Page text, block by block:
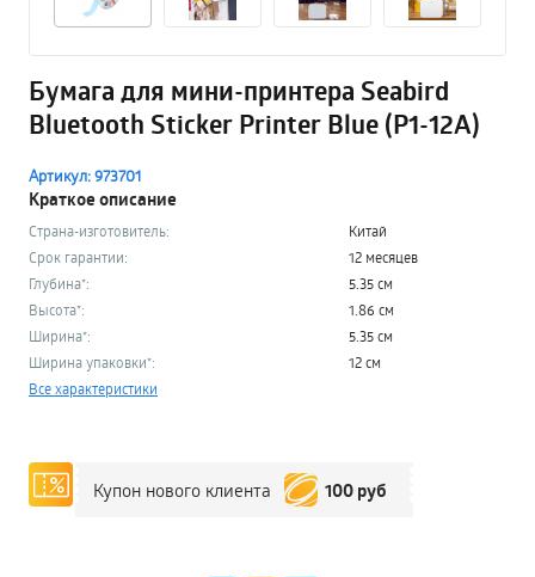
Бумага для мини-принтера Seabird
Bluetooth Sticker Printer Blue (P1-12A)
Артикул: 973701
Краткое описание
Страна-изготовитель:
Китай
Срок гарантии:
12 месяцев
Глубина*:
5.35 см
Высота*:
1.86 см
Ширина*:
5.35 см
Ширина упаковки*:
12 см
Все характеристики
Купон нового клиента 100 руб